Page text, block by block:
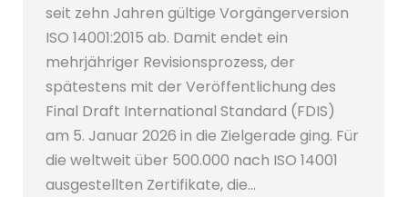
seit zehn Jahren gültige Vorgängerversion
ISO 14001:2015 ab. Damit endet ein
mehrjähriger Revisionsprozess, der
spätestens mit der Veröffentlichung des
Final Draft International Standard (FDIS)
am 5. Januar 2026 in die Zielgerade ging. Für
die weltweit über 500.000 nach ISO 14001
ausgestellten Zertifikate, die…